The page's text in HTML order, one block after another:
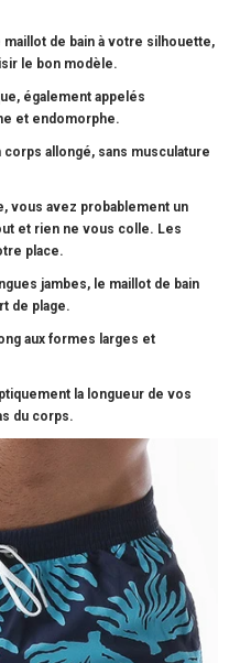
de bain à votre silhouette,
le bon modèle.
également appelés
et endomorphe.
allongé, sans musculature
vous avez probablement un
et rien ne vous colle. Les
place.
jambes, le maillot de bain
de plage.
aux formes larges et
la longueur de vos
du corps.